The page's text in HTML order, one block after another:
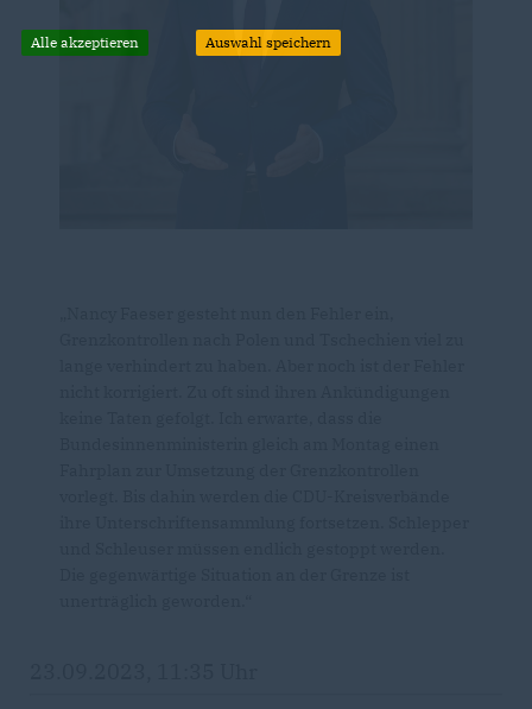
Alle akzeptieren Auswahl speichern